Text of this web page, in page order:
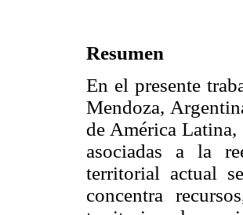
Resumen
En el presente
Mendoza,
de América
asociadas a la
territorial actual
concentra